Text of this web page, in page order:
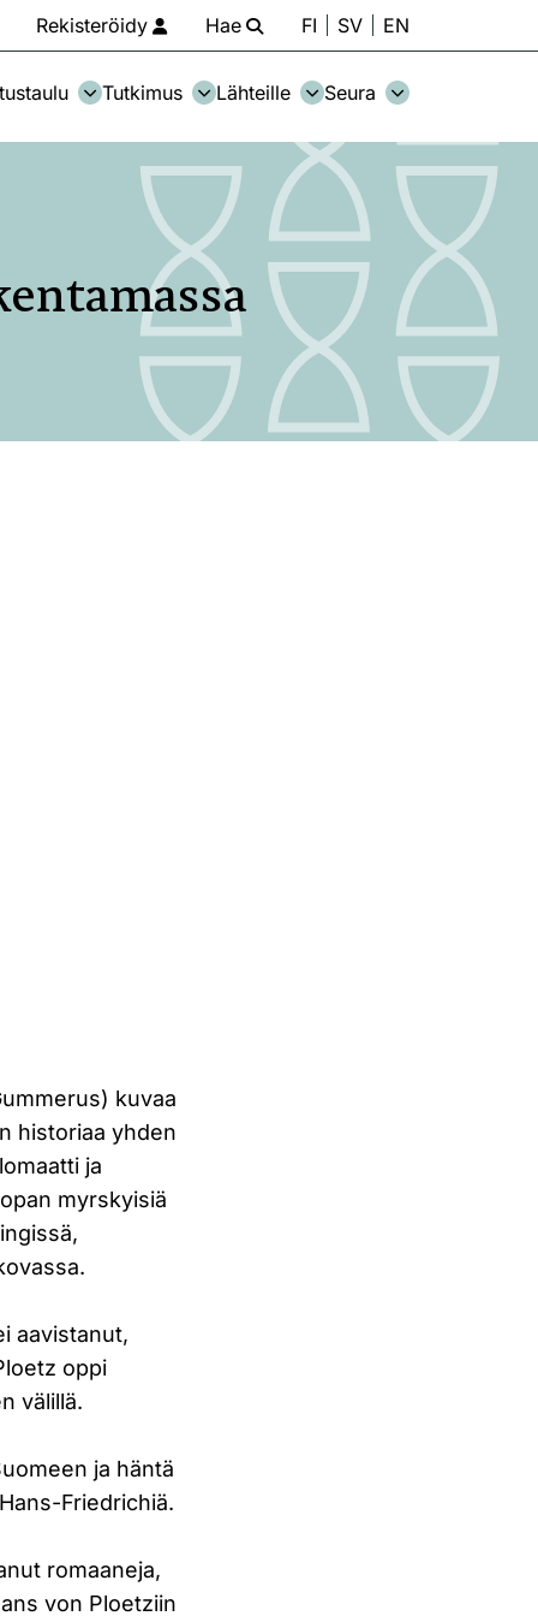
Rekisteröidy Hae FI SV EN
Tutkimus Lähteille Seura
kuvaa
historiaa yhden
ja
myrskyisiä
aavistanut,
oppi
välillä.
ja häntä
Friedrichiä.
romaaneja,
von Ploetziin